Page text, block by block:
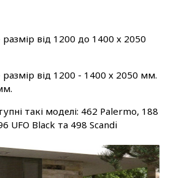
від 1200 до 1400 х 2050
від 1200 - 1400 х 2050 мм.
такі моделі: 462 Palermo, 188
UFO Black та 498 Scandi